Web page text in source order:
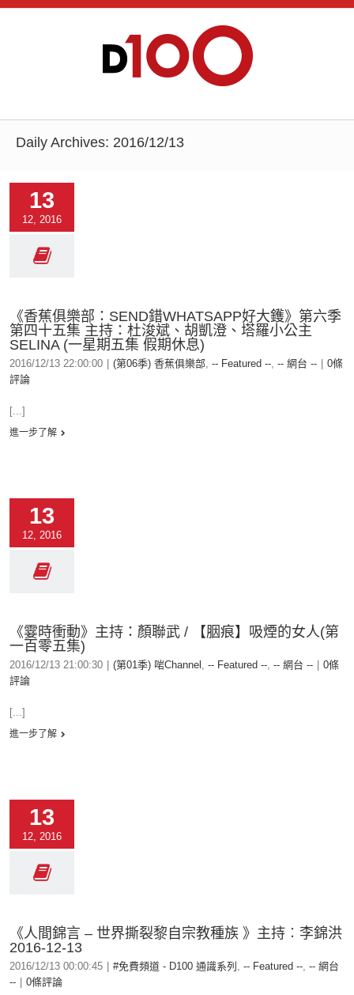
Daily Archives: 2016/12/13
13
12, 2016
《香蕉俱樂部：SEND錯WHATSAPP好大鑊》第六季
第四十五集 主持：杜浚斌、胡凱澄、塔羅小公主
SELINA (一星期五集 假期休息)
2016/12/13 22:00:00 (第06季) 香蕉俱樂部, -- Featured --, -- 網台 --
0條
評論
[...]
進一步了解
13
12, 2016
《霎時衝動》主持：顏聯武 / 【胭痕】吸煙的女人(第
一百零五集)
2016/12/13 21:00:30 (第01季) 啱Channel , -- Featured --, -- 網台 --
0條
評論
[...]
進一步了解
13
12, 2016
《人間錦言 – 世界撕裂黎自宗教種族 》主持︰李錦洪
2016-12-13
2016/12/13 00:00:45 #免費頻道 - D100 通識系列 , -- Featured --, -- 網台
--
0條評論